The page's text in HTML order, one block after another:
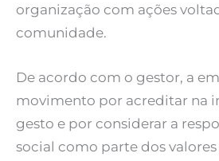
organização com ações
comunidade.
De acordo com o gestor, a
movimento por acreditar na
gesto e por considerar a
social como parte dos